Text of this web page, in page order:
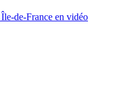
de-France en vidéo